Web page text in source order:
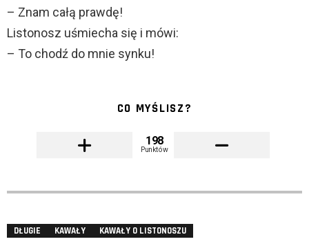
– Znam całą prawdę!
Listonosz uśmiecha się i mówi:
– To chodź do mnie synku!
CO MYŚLISZ?
198
Punktów
DŁUGIE KAWAŁY KAWAŁY O LISTONOSZU